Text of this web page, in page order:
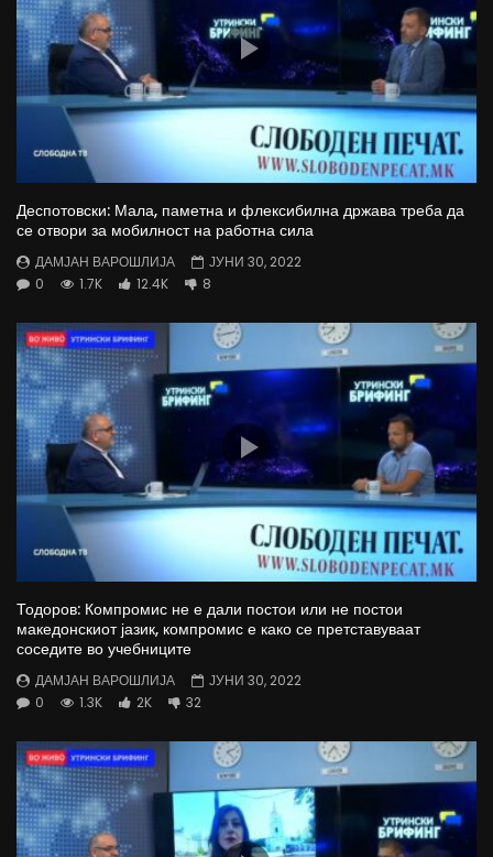
Деспотовски: Мала, паметна и флексибилна држава треба да
се отвори за мобилност на работна сила
ДАМЈАН ВАРОШЛИЈА
ЈУНИ 30, 2022
0
1.7K 12.4K 8
Тодоров: Компромис не е дали постои или не постои
македонскиот јазик, компромис е како се претставуваат
соседите во учебниците
ДАМЈАН ВАРОШЛИЈА
ЈУНИ 30, 2022
0
1.3K 2K 32